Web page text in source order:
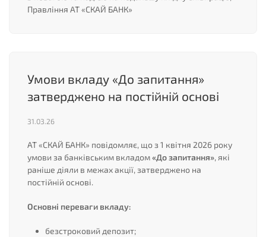
Правління АТ «СКАЙ БАНК»
Умови вкладу «До запитання»
затверджено на постійній основі
31.03.26
АТ «СКАЙ БАНК» повідомляє, що з 1 квітня 2026 року
умови за банківським вкладом«До запитання», які
раніше діяли в межах акції, затверджено на
постійній основі.
Основні переваги вкладу:
безстроковий депозит;